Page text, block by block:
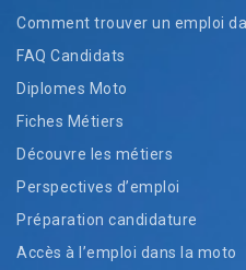
Comment trouver un emploi
FAQ Candidats
Diplomes Moto
Fiches Métiers
Découvre les métiers
Perspectives d’emploi
Préparation candidature
Accès à l’emploi dans la moto